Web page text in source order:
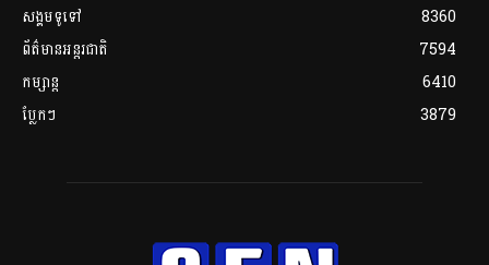
សង្គមទូទៅ
8360
ព័ត៌មានអន្តរជាតិ
7594
កម្សាន្ត
6410
ប្លែកៗ
3879